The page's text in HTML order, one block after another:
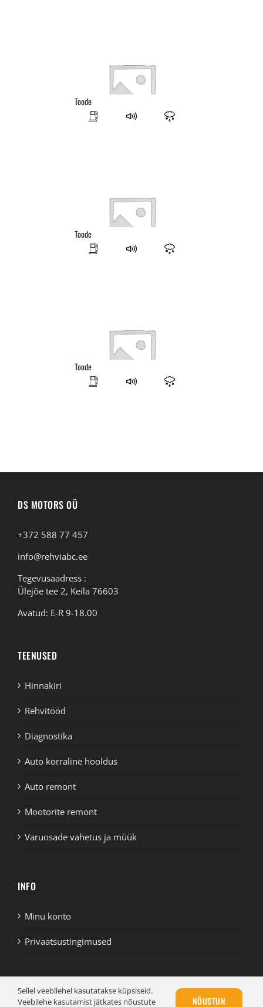
Toode
Toode
Toode
DS MOTORS OÜ
+372 588 77 457
info@rehviabc.ee
Tegevusaadress :
Ülejõe tee 2, Keila 76603
Avatud: E-R 9-18.00
TEENUSED
Hinnakiri
Rehvitööd
Diagnostika
Auto korraline hooldus
Auto remont
Mootorite remont
Varuosade vahetus ja müük
INFO
Minu konto
Privaatsustingimused
Sellel veebilehel kasutatakse küpsiseid.
Veebilehe kasutamist jätkates nõustute
NÕUSTUN